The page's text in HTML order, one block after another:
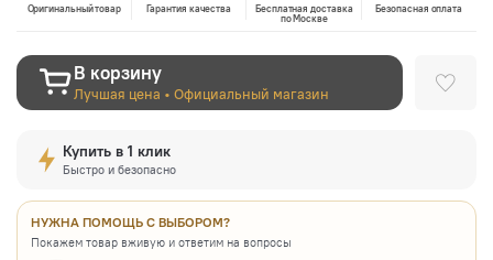
Оригинальный товар Гарантия качества
Бесплатная доставка
по Москве
Безопасная оплата
В корзину
Лучшая цена • Официальный магазин
Купить в 1 клик
Быстро и безопасно
НУЖНА ПОМОЩЬ С ВЫБОРОМ?
Покажем товар вживую и ответим на вопросы